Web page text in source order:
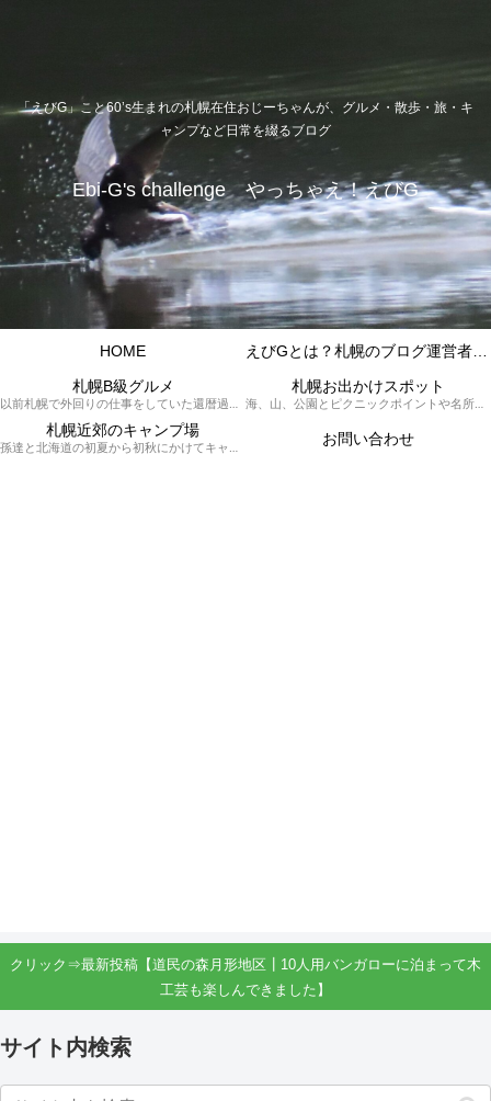
「えびG」こと60’s生まれの札幌在住おじーちゃんが、グルメ・散歩・旅・キ
ャンプなど日常を綴るブログ
Ebi-G's challenge やっちゃえ！えびG
HOME
札幌B級グルメ
以前札幌で外回りの仕事をしていた還暦過ぎブロガー「えびG」がランチ（サラリーマンランチ、サラメシ）を中心に、おそば、ラーメン、中華、日替わりランチを「札幌Bグルメ」と題してレポートしているブログカテゴリーのページです。現在は定年後の再雇用で札幌中とはいかなまでも会社の近くのすすきの界隈や家のある札幌市南区を中心に徘徊しております。
札幌お出かけスポット
海、山、公園とピクニックポイントや名所、旧跡などなど、、、、、札幌はもとより郊外の無理なく日帰りでいって帰ってこれるお出かけスポットを孫っち達（小学５、３年生、幼稚園年長さんの３人）とえびGがお出かけをして紹介しているページです。
札幌近郊のキャンプ場
孫達と北海道の初夏から初秋にかけてキャンプに出かけます。キャンプ場情報だったり料理だったり花火や遊びに虫取りとまさに「やっちゃえ！えびG」やりたい放題のブログです。 お問い合わせ
クリック⇒最新投稿【道民の森月形地区┃10人用バンガローに泊まって木
工芸も楽しんできました】
サイト内検索